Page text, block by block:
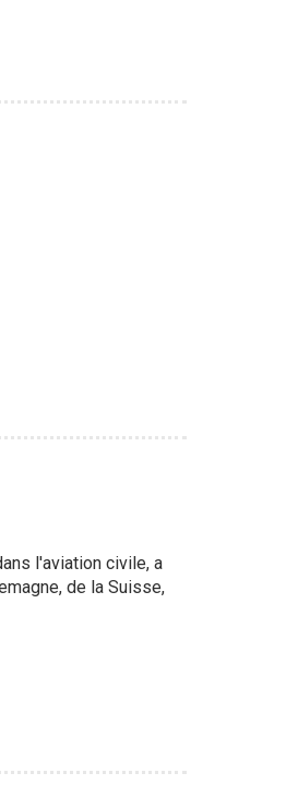
l'aviation civile, a
de la Suisse,